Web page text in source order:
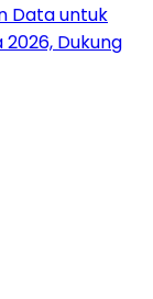
Data untuk
2026, Dukung